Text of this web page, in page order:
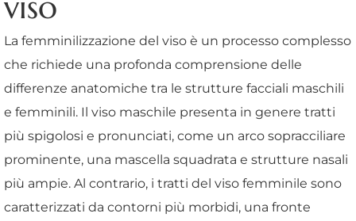
La femminilizzazione del viso è un processo complesso
che richiede una profonda comprensione delle
differenze anatomiche tra le strutture facciali maschili
e femminili. Il viso maschile presenta in genere tratti
più spigolosi e pronunciati, come un arco sopracciliare
prominente, una mascella squadrata e strutture nasali
più ampie. Al contrario, i tratti del viso femminile sono
caratterizzati da contorni più morbidi, una fronte